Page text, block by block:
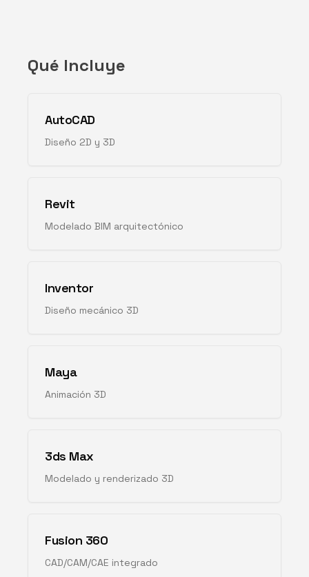
Qué Incluye
AutoCAD
Diseño 2D y 3D
Revit
Modelado BIM arquitectónico
Inventor
Diseño mecánico 3D
Maya
Animación 3D
3ds Max
Modelado y renderizado 3D
Fusion 360
CAD/CAM/CAE integrado